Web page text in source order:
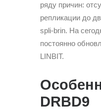
ряду причин:
репликации до
spli-brin. На
постоянно
LINBIT.
DRBD9